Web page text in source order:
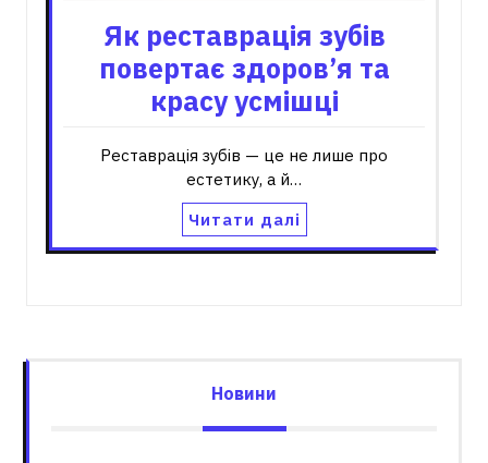
Як реставрація зубів
повертає здоров’я та
красу усмішці
Реставрація зубів — це не лише про
естетику, а й…
Читати далі
Новини